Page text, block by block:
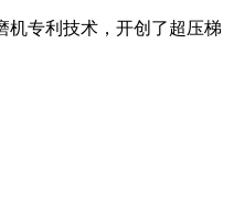
机专利技术，开创了超压梯